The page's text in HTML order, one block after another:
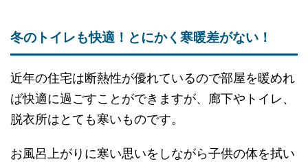
冬のトイレも快適！とにかく寒暖差がない！
近年の住宅は断熱性が優れているので部屋を暖めれ
ば快適に過ごすことができますが、廊下やトイレ、
脱衣所はとても寒いものです。
お風呂上がりに寒い思いをしながら子供の体を拭い